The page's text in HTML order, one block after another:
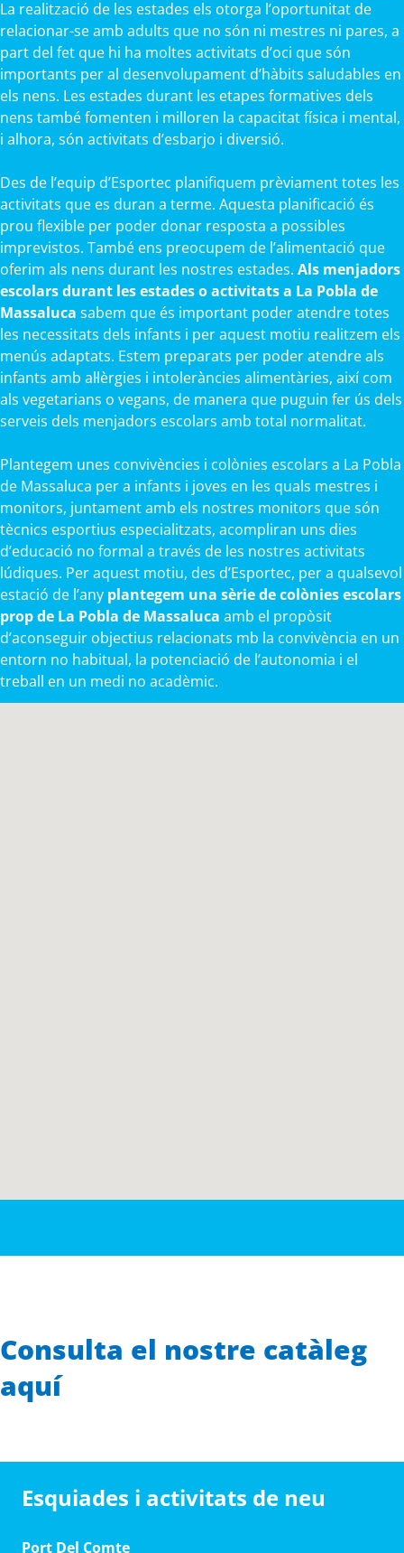
La realització de les estades els otorga l’oportunitat de
relacionar-se amb adults que no són ni mestres ni pares, a
part del fet que hi ha moltes activitats d’oci que són
importants per al desenvolupament d’hàbits saludables en
els nens. Les estades durant les etapes formatives dels
nens també fomenten i milloren la capacitat física i mental,
i alhora, són activitats d’esbarjo i diversió.
Des de l’equip d’Esportec planifiquem prèviament totes les
activitats que es duran a terme. Aquesta planificació és
prou flexible per poder donar resposta a possibles
imprevistos. També ens preocupem de l’alimentació que
oferim als nens durant les nostres estades. Als menjadors
escolars durant les estades o activitats a La Pobla de
Massaluca sabem que és important poder atendre totes
les necessitats dels infants i per aquest motiu realitzem els
menús adaptats. Estem preparats per poder atendre als
infants amb al·lèrgies i intoleràncies alimentàries, així com
als vegetarians o vegans, de manera que puguin fer ús dels
serveis dels menjadors escolars amb total normalitat.
Plantegem unes convivències i colònies escolars a La Pobla
de Massaluca per a infants i joves en les quals mestres i
monitors, juntament amb els nostres monitors que són
tècnics esportius especialitzats, acompliran uns dies
d’educació no formal a través de les nostres activitats
lúdiques. Per aquest motiu, des d’Esportec, per a qualsevol
estació de l’any plantegem una sèrie de colònies escolars
prop de La Pobla de Massaluca amb el propòsit
d’aconseguir objectius relacionats mb la convivència en un
entorn no habitual, la potenciació de l’autonomia i el
treball en un medi no acadèmic.
Consulta el nostre catàleg
aquí
Esquiades i activitats de neu
Port Del Comte